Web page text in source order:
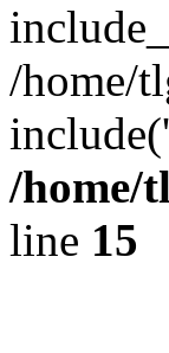
/home/
/home/
line 15